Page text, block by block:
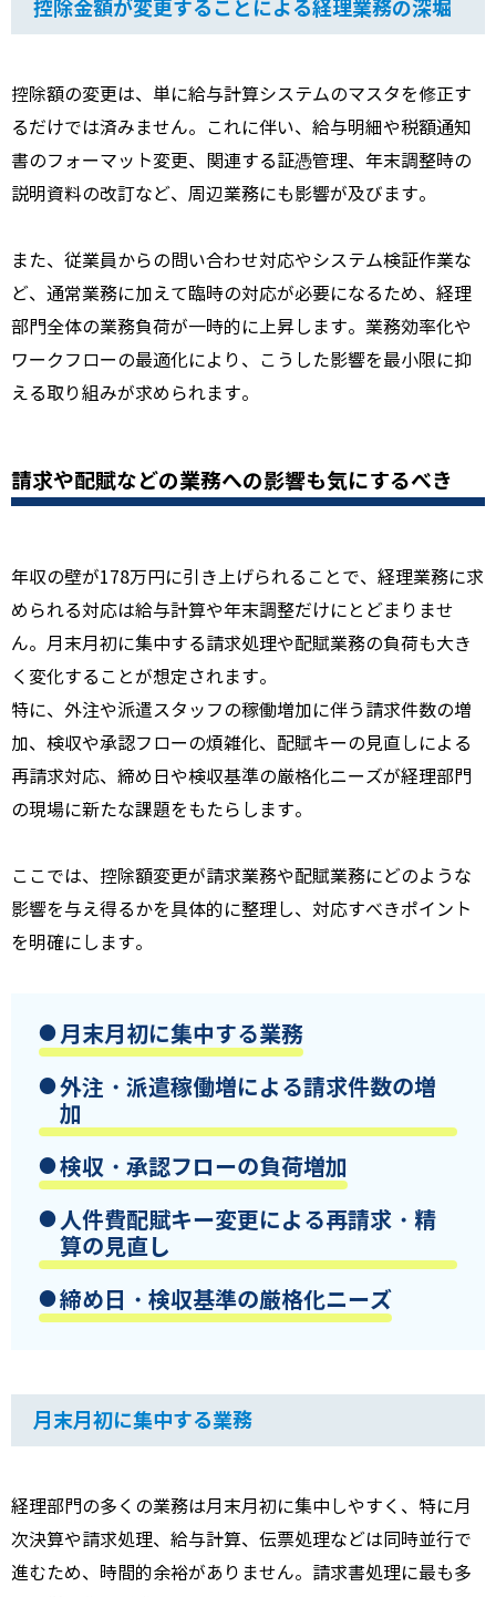
控除金額が変更することによる経理業務の深堀
控除額の変更は、単に給与計算システムのマスタを修正す
るだけでは済みません。これに伴い、給与明細や税額通知
書のフォーマット変更、関連する証憑管理、年末調整時の
説明資料の改訂など、周辺業務にも影響が及びます。
また、従業員からの問い合わせ対応やシステム検証作業な
ど、通常業務に加えて臨時の対応が必要になるため、経理
部門全体の業務負荷が一時的に上昇します。業務効率化や
ワークフローの最適化により、こうした影響を最小限に抑
える取り組みが求められます。
請求や配賦などの業務への影響も気にするべき
年収の壁が178万円に引き上げられることで、経理業務に求
められる対応は給与計算や年末調整だけにとどまりませ
ん。月末月初に集中する請求処理や配賦業務の負荷も大き
く変化することが想定されます。
特に、外注や派遣スタッフの稼働増加に伴う請求件数の増
加、検収や承認フローの煩雑化、配賦キーの見直しによる
再請求対応、締め日や検収基準の厳格化ニーズが経理部門
の現場に新たな課題をもたらします。
ここでは、控除額変更が請求業務や配賦業務にどのような
影響を与え得るかを具体的に整理し、対応すべきポイント
を明確にします。
月末月初に集中する業務
外注・派遣稼働増による請求件数の増
加
検収・承認フローの負荷増加
人件費配賦キー変更による再請求・精
算の見直し
締め日・検収基準の厳格化ニーズ
月末月初に集中する業務
経理部門の多くの業務は月末月初に集中しやすく、特に月
次決算や請求処理、給与計算、伝票処理などは同時並行で
進むため、時間的余裕がありません。請求書処理に最も多